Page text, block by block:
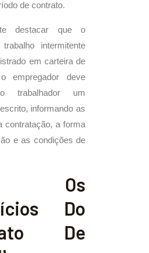
de contrato.
destacar que o
intermitente
em carteira de
empregador deve
trabalhador um
informando as
contratação, a forma
e as condições de
Os
Do
De